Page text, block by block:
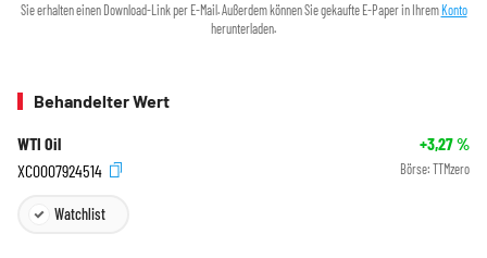
Sie erhalten einen Download-Link per E-Mail. Außerdem können Sie gekaufte E-Paper in IhremKonto
herunterladen.
Behandelter Wert
WTI Oil +3,27%
XC0007924514
Börse: TTMzero
Watchlist